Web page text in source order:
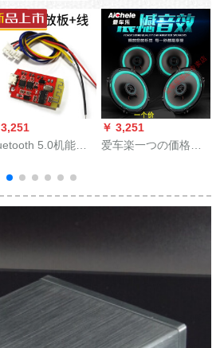
3,251
5.0机能バ
气ステレオダブル
W-5 W出力
スッピーカ
ンド（Rain送
￥ 3,251
爱车楽一つの価格カ
軸全周波高級低音車